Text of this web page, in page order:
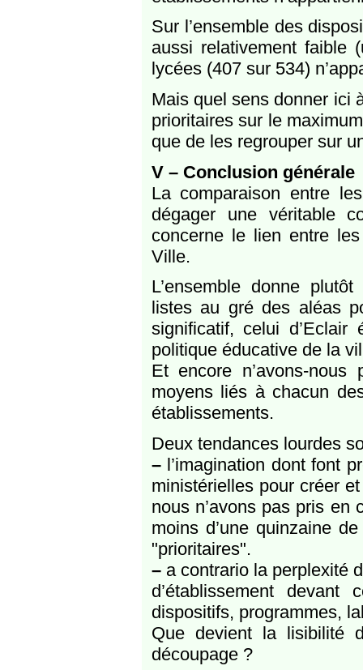
Sur l’ensemble des
aussi relativement faible
lycées (407 sur 534)
Mais quel sens donner ici
prioritaires sur le
que de les regrouper sur
V – Conclusion générale
La comparaison entre
dégager une véritable
concerne le lien entre
Ville.
L’ensemble donne
listes au gré des aléas
significatif, celui d’Eclair
politique éducative de la
Et encore n’avons-
moyens liés à chacun
établissements.
Deux tendances lourdes
–l’imagination dont font
ministérielles pour créer
nous n’avons pas pris en
moins d’une quinzaine
"prioritaires".
–a contrario la perplexité
d’établissement devant
dispositifs, programmes,
Que devient la lisibilité
découpage ?